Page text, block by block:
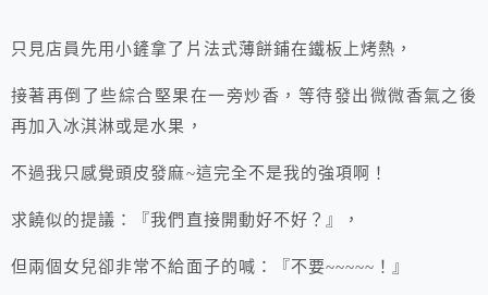
只見店員先用小鏟拿了片法式薄餅鋪在鐵板上烤熱，
接著再倒了些綜合堅果在一旁炒香，等待發出微微香氣之後
再加入冰淇淋或是水果，
不過我只感覺頭皮發麻~這完全不是我的強項啊！
求饒似的提議：『我們直接開動好不好？』，
但兩個女兒卻非常不給面子的喊：『不要~~~~~！』